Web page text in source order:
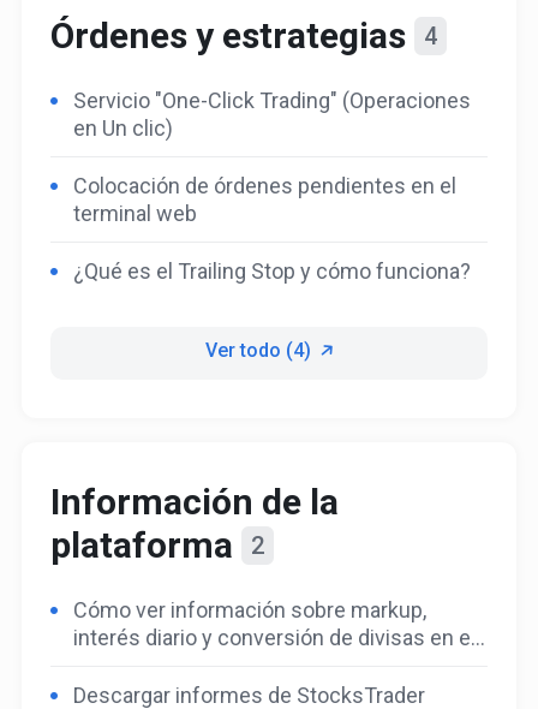
Órdenes y estrategias 4
Servicio "One-Click Trading" (Operaciones
en Un clic)
Colocación de órdenes pendientes en el
terminal web
¿Qué es el Trailing Stop y cómo funciona?
Ver todo (4)
Información de la
plataforma
2
Cómo ver información sobre markup,
interés diario y conversión de divisas en el
Descargar informes de StocksTrader